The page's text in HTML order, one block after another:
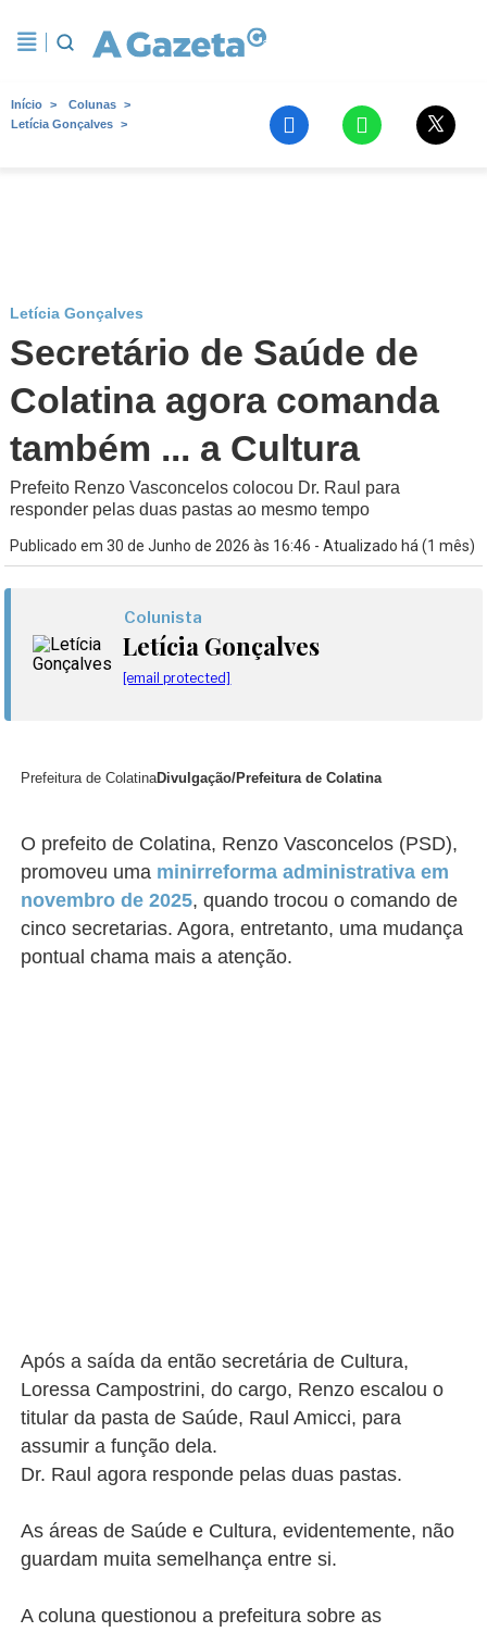
Início
Colunas
Letícia Gonçalves
Letícia Gonçalves
Secretário de Saúde de
Colatina agora comanda
também ... a Cultura
Prefeito Renzo Vasconcelos colocou Dr. Raul para
responder pelas duas pastas ao mesmo tempo
Publicado em 30 de Junho de 2026 às 16:46 - Atualizado há (1 mês)
Colunista
Letícia Gonçalves
[email protected]
Prefeitura de ColatinaDivulgação/Prefeitura de Colatina
O prefeito de Colatina, Renzo Vasconcelos (PSD),
promoveu uma minirreforma administrativa em
novembro de 2025, quando trocou o comando de
cinco secretarias. Agora, entretanto, uma mudança
pontual chama mais a atenção.
Após a saída da então secretária de Cultura,
Loressa Campostrini, do cargo, Renzo escalou o
titular da pasta de Saúde, Raul Amicci, para
assumir a função dela.
Dr. Raul agora responde pelas duas pastas.
As áreas de Saúde e Cultura, evidentemente, não
guardam muita semelhança entre si.
A coluna questionou a prefeitura sobre as